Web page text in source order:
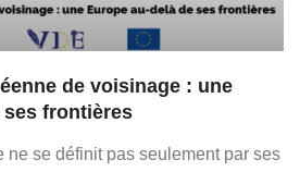
de voisinage : une
ses frontières
se définit pas seulement par ses